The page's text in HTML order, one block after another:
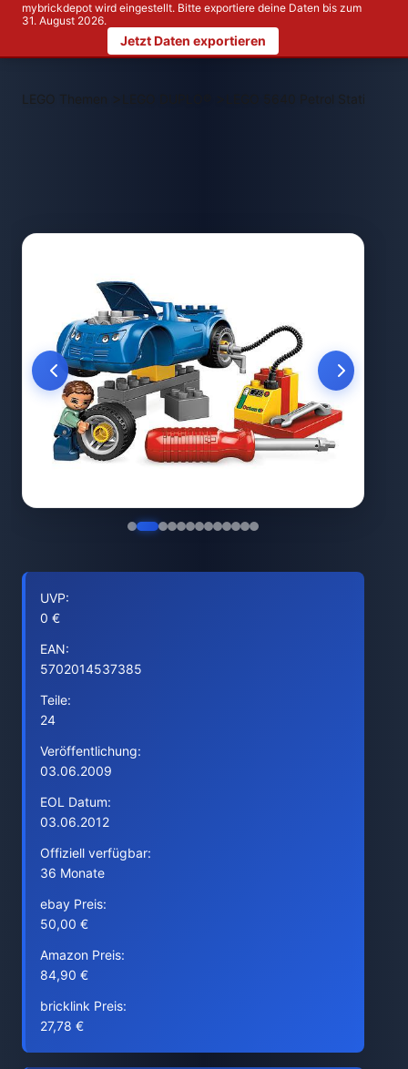
mybrickdepot wird eingestellt. Bitte exportiere deine Daten bis zum
31. August 2026.
Jetzt Daten exportieren
LEGO Themen > LEGO 5640 Petrol Station
UVP:
0 €
EAN:
5702014537385
Teile:
24
Veröffentlichung:
03.06.2009
EOL Datum:
03.06.2012
Offiziell verfügbar:
36 Monate
ebay Preis:
50,00 €
Amazon Preis:
84,90 €
bricklink Preis:
27,78 €